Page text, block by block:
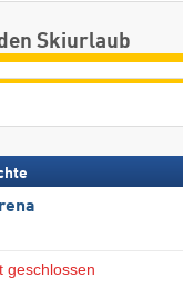
Skiurlaub
geschlossen